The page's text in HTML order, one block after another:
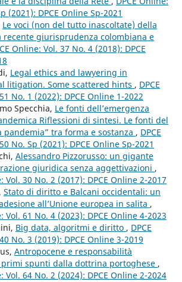
(2021): DPCE Online Sp-2021
Le voci (non del tutto inascoltate) della
recente giurisprudenza colombiana e
Online: Vol. 37 No. 4 (2018): DPCE
Legal ethics and lawyering in
litigation. Some scattered hints , DPCE
No. 1 (2022): DPCE Online 1-2022
Specchia, Le fonti dell’emergenza
Riflessioni di sintesi. Le fonti del
pandemia” tra forma e sostanza , DPCE
No. Sp (2021): DPCE Online Sp-2021
Alessandro Pizzorusso: un gigante
giuridica senza aggettivazioni ,
Vol. 30 No. 2 (2017): DPCE Online 2-2017
Stato di diritto e Balcani occidentali: un
all’Unione europea in salita ,
Vol. 61 No. 4 (2023): DPCE Online 4-2023
Big data, algoritmi e diritto , DPCE
No. 3 (2019): DPCE Online 3-2019
Antropocene e responsabilità
spunti dalla dottrina portoghese ,
Vol. 64 No. 2 (2024): DPCE Online 2-2024